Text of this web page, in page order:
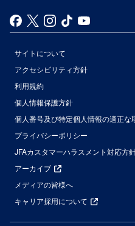
サイトについて
アクセシビリティ方針
利用規約
個人情報保護方針
個人番号及び特定個人情報の適正
プライバシーポリシー
JFAカスタマーハラスメント対応方
アーカイブ
メディアの皆様へ
キャリア採用について